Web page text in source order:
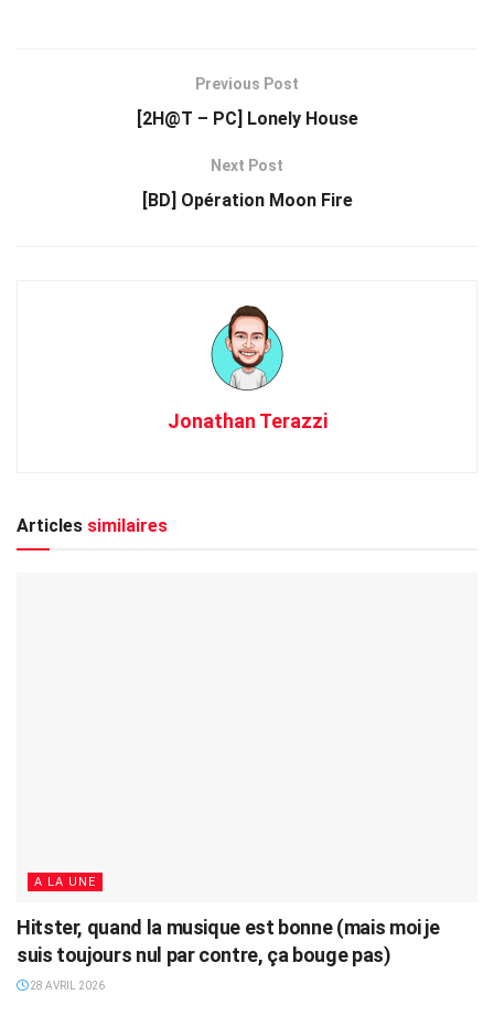
Previous Post
[2H@T – PC] Lonely House
Next Post
[BD] Opération Moon Fire
Jonathan Terazzi
Articles similaires
A LA UNE
Hitster, quand la musique est bonne (mais moi je
suis toujours nul par contre, ça bouge pas)
28 AVRIL 2026